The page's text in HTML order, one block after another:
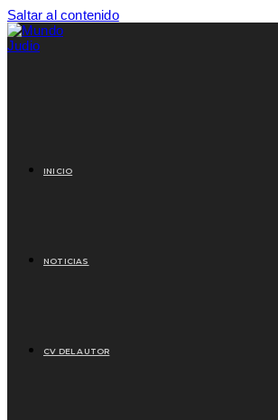
Saltar al contenido
INICIO
NOTICIAS
CV DEL AUTOR